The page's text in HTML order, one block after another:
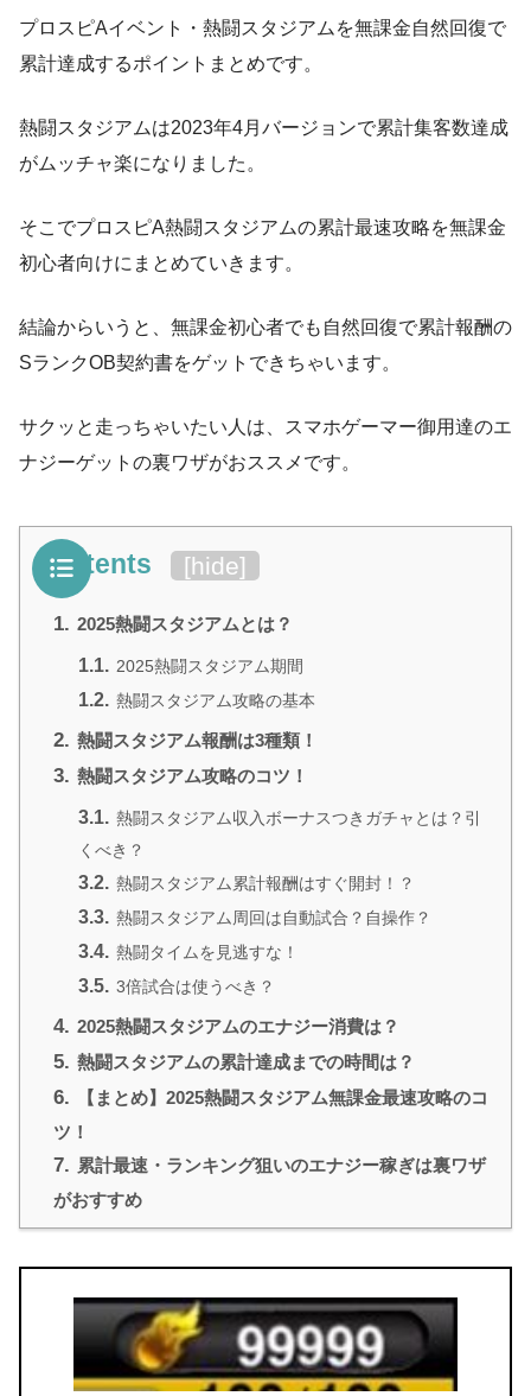
プロスピAイベント・熱闘スタジアムを無課金自然回復で
累計達成するポイントまとめです。
熱闘スタジアムは2023年4月バージョンで累計集客数達成
がムッチャ楽になりました。
そこでプロスピA熱闘スタジアムの累計最速攻略を無課金
初心者向けにまとめていきます。
結論からいうと、無課金初心者でも自然回復で累計報酬の
SランクOB契約書をゲットできちゃいます。
サクッと走っちゃいたい人は、スマホゲーマー御用達のエ
ナジーゲットの裏ワザがおススメです。
Contents [hide]
1. 2025熱闘スタジアムとは？
1.1. 2025熱闘スタジアム期間
1.2. 熱闘スタジアム攻略の基本
2. 熱闘スタジアム報酬は3種類！
3. 熱闘スタジアム攻略のコツ！
3.1. 熱闘スタジアム収入ボーナスつきガチャとは？引
くべき？
3.2. 熱闘スタジアム累計報酬はすぐ開封！？
3.3. 熱闘スタジアム周回は自動試合？自操作？
3.4. 熱闘タイムを見逃すな！
3.5. 3倍試合は使うべき？
4. 2025熱闘スタジアムのエナジー消費は？
5. 熱闘スタジアムの累計達成までの時間は？
6.
【まとめ】2025熱闘スタジアム無課金最速攻略のコ
ツ！
7. 累計最速・ランキング狙いのエナジー稼ぎは裏ワザ
がおすすめ